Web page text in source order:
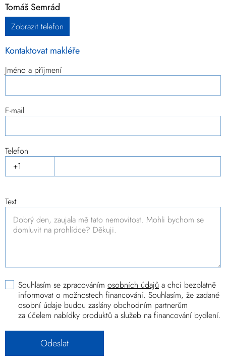
Tomáš Semrád
Zobrazit telefon
Kontaktovat makléře
Jméno a příjmení
E-mail
Telefon
Text
Souhlasím se zpracováním osobních údajů a chci bezplatně
informovat o možnostech financování. Souhlasím, že zadané
osobní údaje budou zaslány obchodním partnerům
za účelem nabídky produktů a služeb na financování bydlení.